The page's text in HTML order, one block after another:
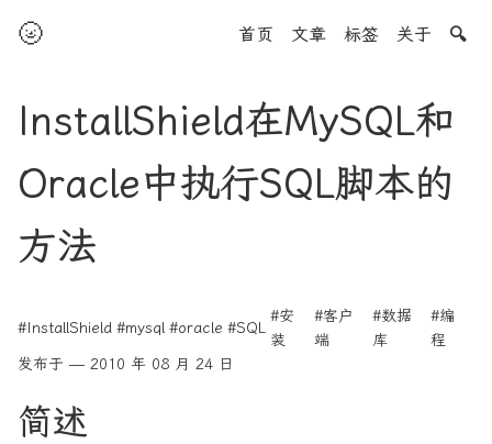
🌝 首页 文章 标签 关于 🔍
InstallShield在MySQL和
Oracle中执行SQL脚本的
方法
#InstallShield #mysql #oracle #SQL
#安
装
#客户
端
#数据
库
#编
程
发布于 — 2010 年 08 月 24 日
简述